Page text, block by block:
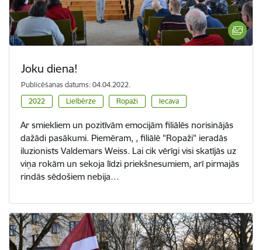
Joku diena!
Publicēšanas datums: 04.04.2022.
2022
Lielbērze Ropaži Iecava
Ar smiekliem un pozitīvām emocijām filiālēs norisinājās
dažādi pasākumi. Piemēram, , filiālē "Ropaži" ieradās
iluzionists Valdemars Weiss. Lai cik vērīgi visi skatījās uz
viņa rokām un sekoja līdzi priekšnesumiem, arī pirmajās
rindās sēdošiem nebija…